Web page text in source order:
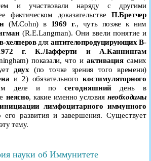
и участвовали наряду с другими
фактическом доказательстве П.Бретчер
(M.Cohn) в 1969 г., чуть позже к ним
(R.E.Langman). Они ввели понятиеи
хелперовдля антителопродуцирующихВ-
г.
К.Лафферти и А.Каннингам
) показали, что иактивациясамих
двух (по точке зрения того времени)
и 2) обязательногокостимуляторного
деле и посегодняшний день в
неясно, какие именно условия необходимы
инициации лимфоцитарного иммунного
его развития и завершения. Существует
эту тему.
науки об Иммунитете